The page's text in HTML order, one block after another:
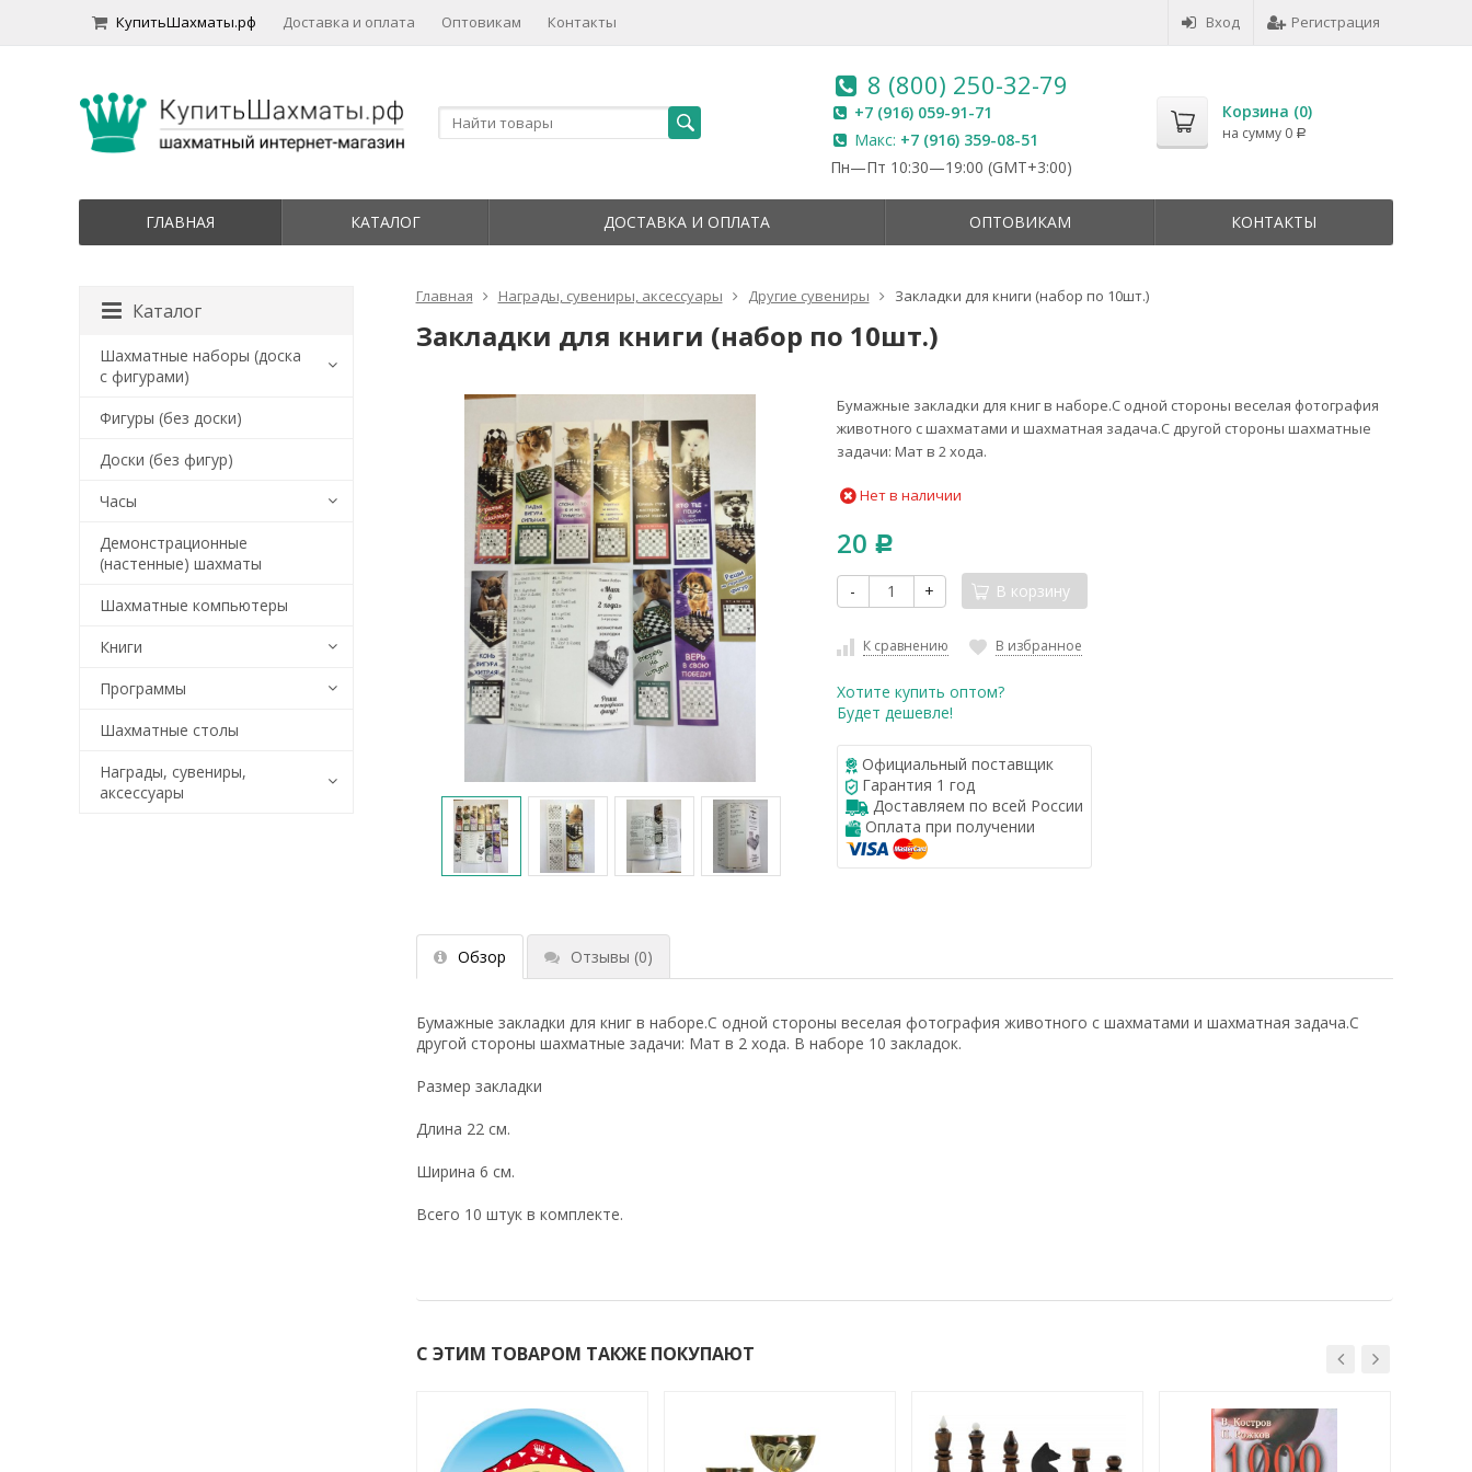
Вход Регистрация
КупитьШахматы.рф Доставка и оплата Оптовикам Контакты
8 (800) 250-32-79
+7 (916) 059-91-71
Макс: +7 (916) 359-08-51
Пн—Пт 10:30—19:00 (GMT+3:00)
Корзина (0)
на сумму 0 Р
ГЛАВНАЯ КАТАЛОГ ДОСТАВКА И ОПЛАТА ОПТОВИКАМ КОНТАКТЫ
Главная Награды, сувениры, аксессуары Другие сувениры Закладки для книги (набор по 10шт.)
Закладки для книги (набор по 10шт.)
Бумажные закладки для книг в наборе.С одной стороны веселая фотография
животного с шахматами и шахматная задача.С другой стороны шахматные
задачи: Мат в 2 хода.
Нет в наличии
20 Р
- + В корзину
К сравнению В избранное
Хотите купить оптом?
Будет дешевле!
Официальный поставщик
Гарантия 1 год
Доставляем по всей России
Оплата при получении
Обзор Отзывы (0)
Бумажные закладки для книг в наборе.С одной стороны веселая фотография животного с шахматами и шахматная задача.С
другой стороны шахматные задачи: Мат в 2 хода. В наборе 10 закладок.
Размер закладки
Длина 22 см.
Ширина 6 см.
Всего 10 штук в комплекте.
С ЭТИМ ТОВАРОМ ТАКЖЕ ПОКУПАЮТ
Каталог
Шахматные наборы (доска
с фигурами)
Фигуры (без доски)
Доски (без фигур)
Часы
Демонстрационные
(настенные) шахматы
Шахматные компьютеры
Книги
Программы
Шахматные столы
Награды, сувениры,
аксессуары